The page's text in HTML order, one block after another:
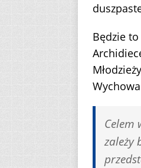
Będzie
Celem
zależy